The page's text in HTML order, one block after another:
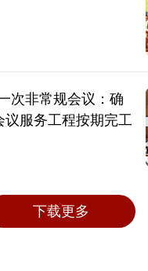
次非常规会议：确
议服务工程按期完工
下载更多